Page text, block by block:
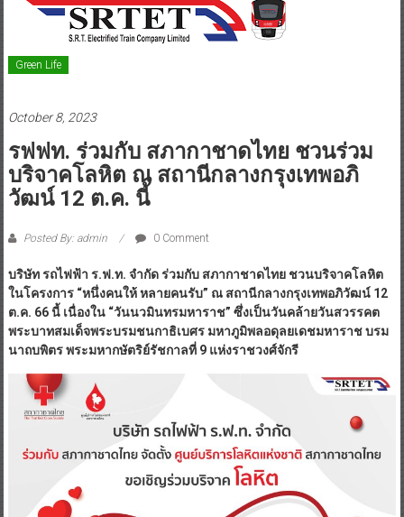
Green Life
October 8, 2023
รฟฟท. ร่วมกับ สภากาชาดไทย ชวนร่วม
บริจาคโลหิต ณ สถานีกลางกรุงเทพอภิ
วัฒน์ 12 ต.ค. นี้
Posted By: admin 0 Comment
บริษัท รถไฟฟ้า ร.ฟ.ท. จำกัด ร่วมกับ สภากาชาดไทย ชวนบริจาคโลหิต
ในโครงการ “หนึ่งคนให้ หลายคนรับ” ณ สถานีกลางกรุงเทพอภิวัฒน์ 12
ต.ค. 66 นี้ เนื่องใน “วันนวมินทรมหาราช” ซึ่งเป็นวันคล้ายวันสวรรคต
พระบาทสมเด็จพระบรมชนกาธิเบศร มหาภูมิพลอดุลยเดชมหาราช บรม
นาถบพิตร พระมหากษัตริย์รัชกาลที่ 9 แห่งราชวงศ์จักรี